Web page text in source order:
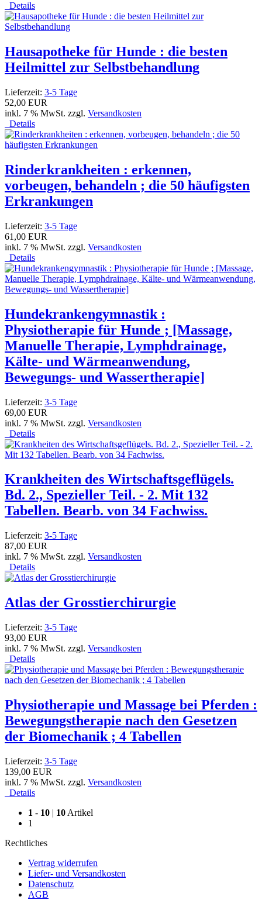
Details
Hausapotheke für Hunde : die besten
Heilmittel zur Selbstbehandlung
Lieferzeit: 3-5 Tage
52,00 EUR
inkl. 7 % MwSt. zzgl. Versandkosten
Details
Rinderkrankheiten : erkennen,
vorbeugen, behandeln ; die 50 häufigsten
Erkrankungen
Lieferzeit: 3-5 Tage
61,00 EUR
inkl. 7 % MwSt. zzgl. Versandkosten
Details
Hundekrankengymnastik :
Physiotherapie für Hunde ; [Massage,
Manuelle Therapie, Lymphdrainage,
Kälte- und Wärmeanwendung,
Bewegungs- und Wassertherapie]
Lieferzeit: 3-5 Tage
69,00 EUR
inkl. 7 % MwSt. zzgl. Versandkosten
Details
Krankheiten des Wirtschaftsgeflügels.
Bd. 2., Spezieller Teil. - 2. Mit 132
Tabellen. Bearb. von 34 Fachwiss.
Lieferzeit: 3-5 Tage
87,00 EUR
inkl. 7 % MwSt. zzgl. Versandkosten
Details
Atlas der Grosstierchirurgie
Lieferzeit: 3-5 Tage
93,00 EUR
inkl. 7 % MwSt. zzgl. Versandkosten
Details
Physiotherapie und Massage bei Pferden :
Bewegungstherapie nach den Gesetzen
der Biomechanik ; 4 Tabellen
Lieferzeit: 3-5 Tage
139,00 EUR
inkl. 7 % MwSt. zzgl. Versandkosten
Details
1 - 10 | 10 Artikel
1
Rechtliches
Vertrag widerrufen
Liefer- und Versandkosten
Datenschutz
AGB